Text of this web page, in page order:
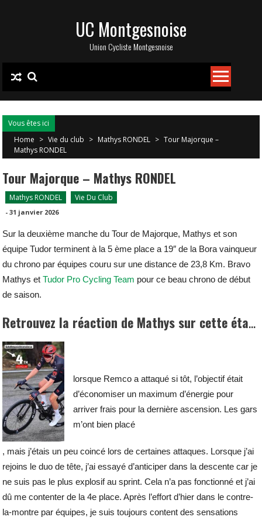
UC Montgesnoise
Union Cycliste Montgesnoise
Vous êtes ici
Home > Vie du club > Mathys RONDEL > Tour Majorque –
Mathys RONDEL
Tour Majorque – Mathys RONDEL
Mathys RONDEL Vie Du Club
-31 janvier 2026
Sur la deuxième manche du Tour de Majorque, Mathys et son
équipe Tudor terminent à la 5 ème place a 19″ de la Bora vainqueur
du chrono par équipes couru sur une distance de 23,8 Km. Bravo
Mathys etTudor Pro Cycling Team pour ce beau chrono de début
de saison.
Retrouvez la réaction de Mathys sur cette étape du Tour de Majorque
lorsque Remco a attaqué si tôt, l’objectif était
d’économiser un maximum d’énergie pour
arriver frais pour la dernière ascension. Les gars
m’ont bien placé
, mais j’étais un peu coincé lors de certaines attaques. Lorsque j’ai
rejoins le duo de tête, j’ai essayé d’anticiper dans la descente car je
ne suis pas le plus explosif au sprint. Cela n’a pas fonctionné et j’ai
dû me contenter de la 4e place. Après l’effort d’hier dans le contre-
la-montre par équipes, je suis toujours content des sensations